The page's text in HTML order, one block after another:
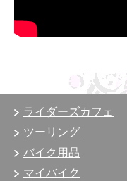
ライダーズカフェ
ツーリング
バイク用品
マイバイク